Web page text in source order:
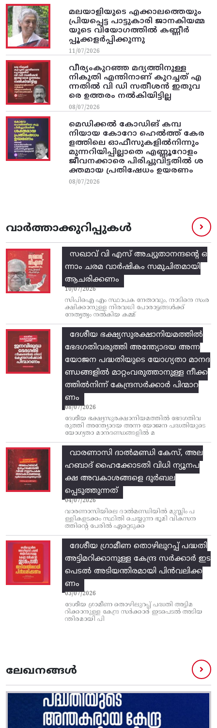
മലയാളിയുടെ എക്കാലത്തെയും
പ്രിയപ്പെട്ട പാട്ടുകാരി ജാനകിയമ്മ
യുടെ വിയോഗത്തിൽ കണ്ണീർ
പ്പൂക്കളർപ്പിക്കുന്നു
11/07/2026
വീര്യംകുറഞ്ഞ മദ്യത്തിനുള്ള
നികുതി എന്തിനാണ് കുറച്ചത് എ
ന്നതിൽ വി ഡി സതീശൻ ഇതുവ
രെ ഉത്തരം നൽകിയിട്ടില്ല
08/07/2026
മെഡിക്കൽ കോഡിങ് കമ്പ
നിയായ കോറോ ഹെൽത്ത് കേര
ളത്തിലെ ഓഫീസുകളിൽനിന്നും
മുന്നറിയിപ്പില്ലാതെ എണ്ണൂറോളം
ജീവനക്കാരെ പിരിച്ചുവിട്ടതിൽ‌ ശ
ക്തമായ പ്രതിഷേധം ഉയരണം
08/07/2026
വാർത്താക്കുറിപ്പുകൾ
സഖാവ് വി എസ്‌ അച്യുതാനന്ദന്റെ ഒ
ന്നാം ചരമ വാര്‍ഷികം സമുചിതമായി
ആചരിക്കണം
10/07/2026
സിപിഐ എം സ്ഥാപക നേതാവും, നാടിനെ സംര
ക്ഷിക്കാനുള്ള നിരവധി പോരാട്ടങ്ങള്‍ക്ക്‌
നേതൃത്വം നല്‍കിയ കമ്മ്
ദേശീയ ഭക്ഷ്യസുരക്ഷാനിയമത്തിൽ
ഭേദഗതിവരുത്തി അന്ത്യോദയ അന്ന
യോജന പദ്ധതിയുടെ യോഗ്യതാ മാനദ
ണ്ഡങ്ങളിൽ മാറ്റംവരുത്താനുള്ള നീക്ക
ത്തിൽനിന്ന്‌ കേന്ദ്രസർക്കാർ പിന്മാറ
ണം
08/07/2026
ദേശീയ ഭക്ഷ്യസുരക്ഷാനിയമത്തിൽ ഭേദഗതിവ
രുത്തി അന്ത്യോദയ അന്ന യോജന പദ്ധതിയുടെ
യോഗ്യതാ മാനദണ്ഡങ്ങളിൽ മ
വാരണാസി ദാൽമണ്ഡി കേസ്, അല
ഹബാദ് ഹൈക്കോടതി വിധി ന്യൂനപ
ക്ഷ അവകാശങ്ങളെ ദുർബല
പ്പെടുത്തുന്നത്
04/07/2026
വാരണാസിയിലെ ദാൽമണ്ഡിയിൽ മുസ്ലിം പ
ള്ളികളടക്കം സ്ഥിതി ചെയ്യുന്ന ഭൂമി വികസന
ത്തിന്റെ പേരിൽ ഏറ്റെടുക്ക
ദേശീയ ഗ്രാമീണ തൊഴിലുറപ്പ്‌ പദ്ധതി
അട്ടിമറിക്കാനുള്ള കേന്ദ്ര സര്‍ക്കാര്‍ ഇട
പെടല്‍ അടിയന്തിരമായി പിന്‍വലിക്ക
ണം
03/07/2026
ദേശീയ ഗ്രാമീണ തൊഴിലുറപ്പ്‌ പദ്ധതി അട്ടിമ
റിക്കാനുള്ള കേന്ദ്ര സര്‍ക്കാര്‍ ഇടപെടല്‍ അടിയ
ന്തിരമായി പി
ലേഖനങ്ങൾ